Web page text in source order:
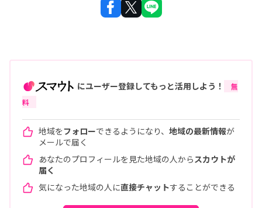
にユーザー登録してもっと活用しよう！
無
料
地域をフォローできるようになり、 地域の最新情報が
メールで届く
あなたのプロフィールを見た地域の人から スカウトが
届く
気になった地域の人に直接チャットすることができる